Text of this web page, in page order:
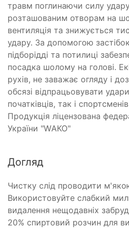
травм поглинаючи силу
розташованим отворам на
вентиляція та знижується
удару. За допомогою
підборідді та потилиці
посадка шолому на голові.
рухів, не заважає огляду і
обсязі відпрацьовувати
початківців, так і
Продукція ліцензована
України "WАКО"
Догляд
Чистку слід проводити
Використовуйте слабкий
видалення нещодавніх
20% спиртовий розчин для